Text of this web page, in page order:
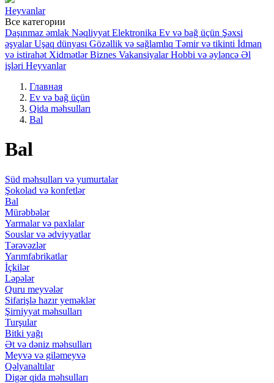
Heyvanlar
Все категории
Daşınmaz əmlak Nəqliyyat Elektronika Ev və bağ üçün Şəxsi
əşyalar Uşaq dünyası Gözəllik və sağlamlıq Təmir və tikinti İdman
və istirahət Xidmətlər Biznes Vakansiyalar Hobbi və əyləncə Əl
işləri Heyvanlar
Главная
Ev və bağ üçün
Qida məhsulları
Bal
Bal
Süd məhsulları və yumurtalar
Şokolad və konfetlər
Bal
Mürəbbələr
Yarmalar və paxlalar
Souslar və ədviyyatlar
Tərəvəzlər
Yarımfabrikatlar
İçkilər
Ləpələr
Quru meyvələr
Sifarişlə hazır yeməklər
Şirniyyat məhsulları
Turşular
Bitki yağı
Ət və dəniz məhsulları
Meyvə və giləmeyvə
Qəlyanaltılar
Digər qida məhsulları